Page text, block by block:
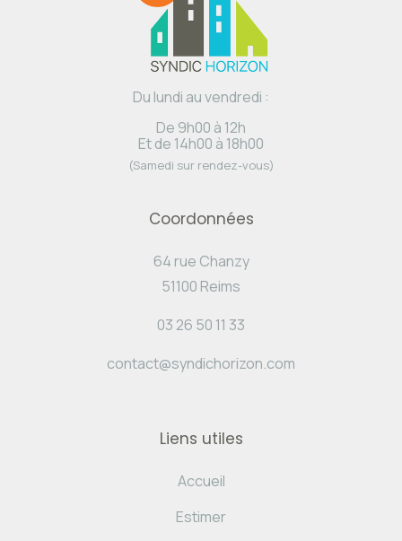
Du lundi au vendredi :
De 9h00 à 12h
Et de 14h00 à 18h00
(Samedi sur rendez-vous)
Coordonnées
64 rue Chanzy
51100 Reims
03 26 50 11 33
contact@syndichorizon.com
Liens utiles
Accueil
Estimer